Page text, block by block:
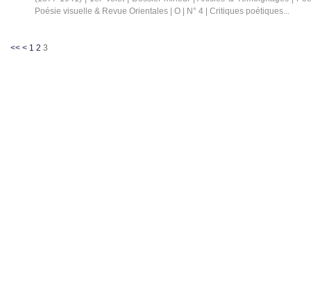
Poésie visuelle & Revue Orientales | O | N° 4 | Critiques poétiques...
<< < 1 2 3